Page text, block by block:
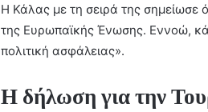
Η Κάλας με τη σειρά της σημείωσε
της Ευρωπαϊκής Ένωσης. Εννοώ,
πολιτική ασφάλειας».
Η δήλωση για την